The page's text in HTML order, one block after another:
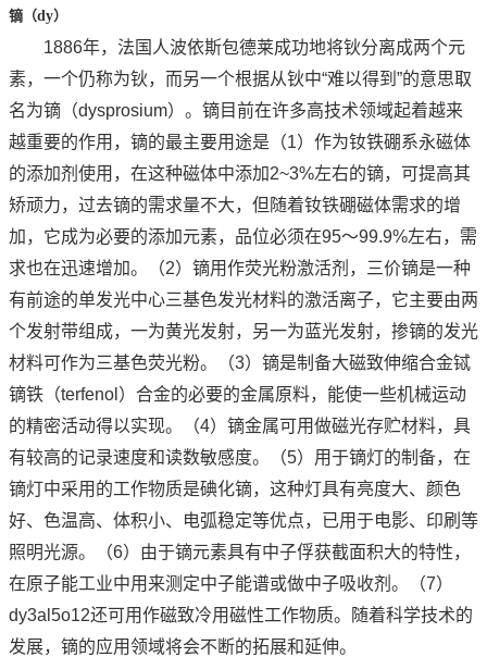
镝（dy）
1886年，法国人波依斯包德莱成功地将钬分离成两个元
素，一个仍称为钬，而另一个根据从钬中“难以得到”的意思取
名为镝（dysprosium）。镝目前在许多高技术领域起着越来
越重要的作用，镝的最主要用途是（1）作为钕铁硼系永磁体
的添加剂使用，在这种磁体中添加2~3%左右的镝，可提高其
矫顽力，过去镝的需求量不大，但随着钕铁硼磁体需求的增
加，它成为必要的添加元素，品位必须在95～99.9%左右，需
求也在迅速增加。（2）镝用作荧光粉激活剂，三价镝是一种
有前途的单发光中心三基色发光材料的激活离子，它主要由两
个发射带组成，一为黄光发射，另一为蓝光发射，掺镝的发光
材料可作为三基色荧光粉。（3）镝是制备大磁致伸缩合金铽
镝铁（terfenol）合金的必要的金属原料，能使一些机械运动
的精密活动得以实现。（4）镝金属可用做磁光存贮材料，具
有较高的记录速度和读数敏感度。（5）用于镝灯的制备，在
镝灯中采用的工作物质是碘化镝，这种灯具有亮度大、颜色
好、色温高、体积小、电弧稳定等优点，已用于电影、印刷等
照明光源。（6）由于镝元素具有中子俘获截面积大的特性，
在原子能工业中用来测定中子能谱或做中子吸收剂。（7）
dy3al5o12还可用作磁致冷用磁性工作物质。随着科学技术的
发展，镝的应用领域将会不断的拓展和延伸。